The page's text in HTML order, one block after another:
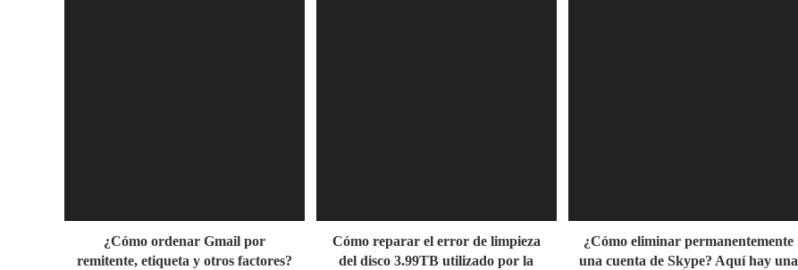
¿Cómo ordenar Gmail por
remitente, etiqueta y otros factores?
Cómo reparar el error de limpieza
del disco 3.99TB utilizado por la
¿Cómo eliminar permanentemente
una cuenta de Skype? Aquí hay una